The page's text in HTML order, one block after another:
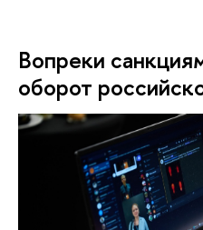
Вопреки
оборот